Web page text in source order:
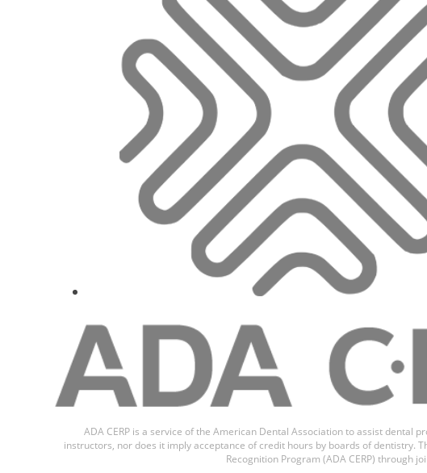
Oclusão com ênfase em
Carlos Henrique Magalhães
ADA CERP is a service of the American Dental Association to assist dental
instructors, nor does it imply acceptance of credit hours by boards of dentistry.
Recognition Program (ADA CERP) through